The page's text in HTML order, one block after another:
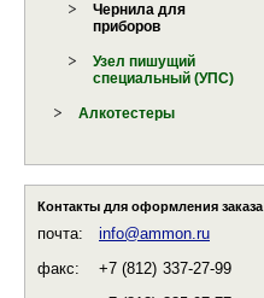
Чернила для
приборов
Узел пишущий
специальный (УПС)
Алкотестеры
Контакты для оформления заказа
почта:
info@ammon.ru
факс:
+7 (812) 337-27-99